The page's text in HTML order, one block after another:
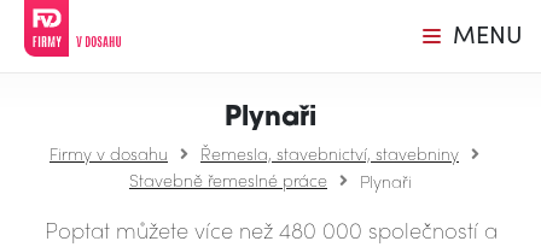
MENU
Plynaři
Firmy v dosahu
Řemesla, stavebnictví, stavebniny
Stavebně řemeslné práce
Plynaři
Poptat můžete více než 480 000 společností a